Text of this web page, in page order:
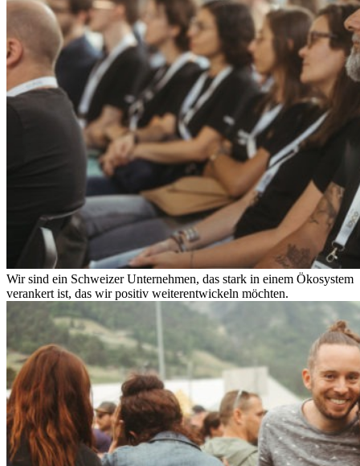
Wir sind ein Schweizer Unternehmen, das stark in einem Ökosystem
verankert ist, das wir positiv weiterentwickeln möchten.